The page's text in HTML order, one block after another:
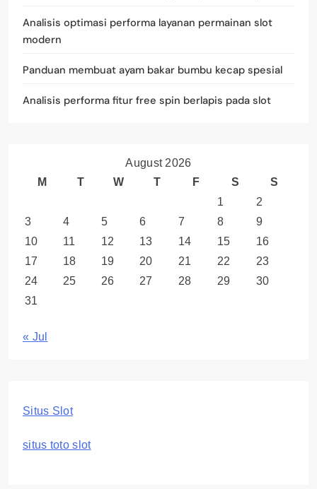
Analisis optimasi performa layanan permainan slot
modern
Panduan membuat ayam bakar bumbu kecap spesial
Analisis performa fitur free spin berlapis pada slot
August 2026
M
T W T F S
S
1
2
3
4 5 6 7 8
9
10
11 12 13 14 15
16
17
18 19 20 21 22
23
24
25 26 27 28 29
30
31
« Jul
Situs Slot
situs toto slot